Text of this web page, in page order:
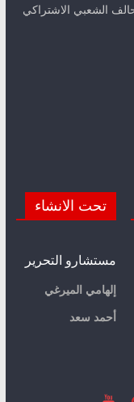
الشعبي الاشتراكي
تحت الانشاء
مستشارو التحرير
إلهامي الميرغي
أحمد سعد